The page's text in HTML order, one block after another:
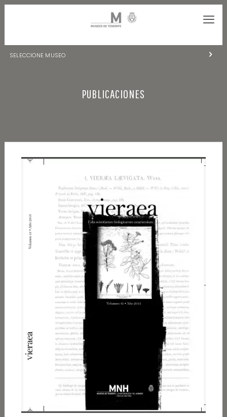
SELECCIONE MUSEO
NATURALEZA Y ARQUEOLOGÍA
CENTRO DE DOCUMENTACIÓN DE CANARIAS Y AMÉRICA
PUBLICACIONES